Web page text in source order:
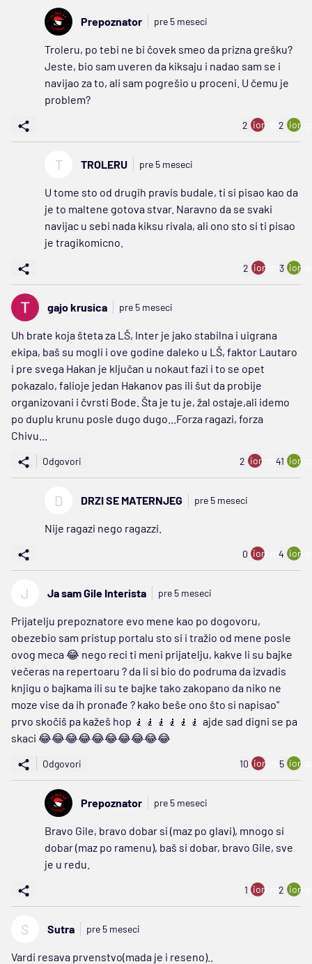
Prepoznator pre 5 meseci
Troleru, po tebi ne bi čovek smeo da prizna grešku?
Jeste, bio sam uveren da kiksaju i nadao sam se i
navijao za to, ali sam pogrešio u proceni. U čemu je
problem?
2 ion:minus
2
T TROLERU pre 5 meseci
U tome sto od drugih pravis budale, ti si pisao kao da
je to maltene gotova stvar. Naravno da se svaki
navijac u sebi nada kiksu rivala, ali ono sto si ti pisao
je tragikomicno.
2 ion:minus
3
gajo krusica pre 5 meseci
Uh brate koja šteta za LŠ, Inter je jako stabilna i uigrana
ekipa, baš su mogli i ove godine daleko u LŠ, faktor Lautaro
i pre svega Hakan je ključan u nokaut fazi i to se opet
pokazalo, falioje jedan Hakanov pas ili šut da probije
organizovani i čvrsti Bode. Šta je tu je, žal ostaje,ali idemo
po duplu krunu posle dugo dugo...Forza ragazi, forza
Chivu...
Odgovori 2 ion:minus
41
D DRZI SE MATERNJEG pre 5 meseci
Nije ragazi nego ragazzi.
0 ion:minus
4
J Ja sam Gile Interista pre 5 meseci
Prijatelju prepoznatore evo mene kao po dogovoru,
obezebio sam pristup portalu sto si i tražio od mene posle
ovog meca 😂 nego reci ti meni prijatelju, kakve li su bajke
večeras na repertoaru ? da li si bio do podruma da izvadis
knjigu o bajkama ili su te bajke tako zakopano da niko ne
moze vise da ih pronađe ? kako beše ono što si napisao"
prvo skočiš pa kažeš hop 🧎🧎🧎🧎🧎🧎 ajde sad digni se pa
skaci 😂😂😂😂😂😂😂😂😂😂
Odgovori 10 ion:minus
5
Prepoznator pre 5 meseci
Bravo Gile, bravo dobar si (maz po glavi), mnogo si
dobar (maz po ramenu), baš si dobar, bravo Gile, sve
je u redu.
1 ion:minus
2
S Sutra pre 5 meseci
Vardi resava prvenstvo(mada je i reseno)..